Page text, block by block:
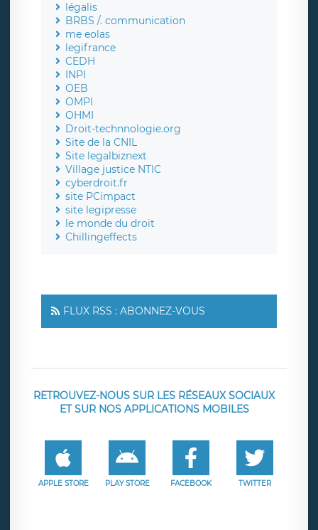
légalis
BRBS /. communication
me eolas
legifrance
CEDH
INPI
OEB
OMPI
OHMI
Droit-technnologie.org
Site de la CNIL
Site legalbiznext
Village justice NTIC
cyberdroit.fr
site PCimpact
site legipresse
le monde du droit
Chillingeffects
FLUX RSS : ABONNEZ-VOUS
RETROUVEZ-NOUS SUR LES RÉSEAUX SOCIAUX
ET SUR NOS APPLICATIONS MOBILES
APPLE STORE PLAY STORE FACEBOOK TWITTER